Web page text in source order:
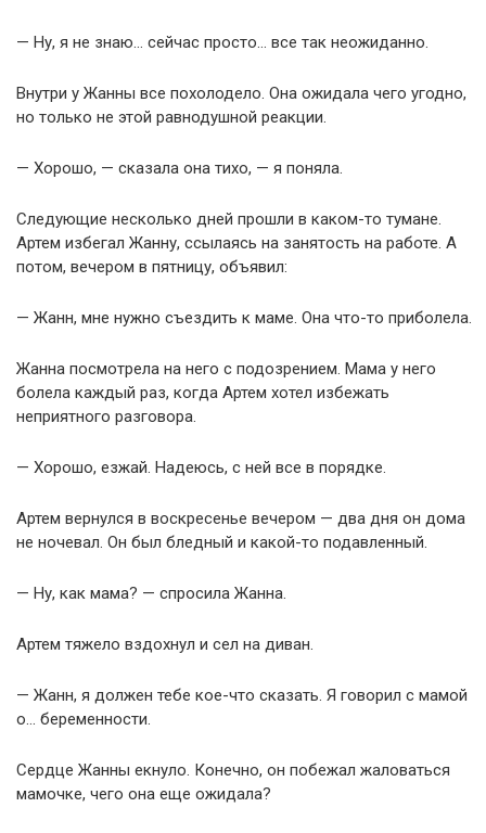
— Ну, я не знаю… сейчас просто… все так неожиданно.
Внутри у Жанны все похолодело. Она ожидала чего угодно,
но только не этой равнодушной реакции.
— Хорошо, — сказала она тихо, — я поняла.
Следующие несколько дней прошли в каком-то тумане.
Артем избегал Жанну, ссылаясь на занятость на работе. А
потом, вечером в пятницу, объявил:
— Жанн, мне нужно съездить к маме. Она что-то приболела.
Жанна посмотрела на него с подозрением. Мама у него
болела каждый раз, когда Артем хотел избежать
неприятного разговора.
— Хорошо, езжай. Надеюсь, с ней все в порядке.
Артем вернулся в воскресенье вечером — два дня он дома
не ночевал. Он был бледный и какой-то подавленный.
— Ну, как мама? — спросила Жанна.
Артем тяжело вздохнул и сел на диван.
— Жанн, я должен тебе кое-что сказать. Я говорил с мамой
о… беременности.
Сердце Жанны екнуло. Конечно, он побежал жаловаться
мамочке, чего она еще ожидала?